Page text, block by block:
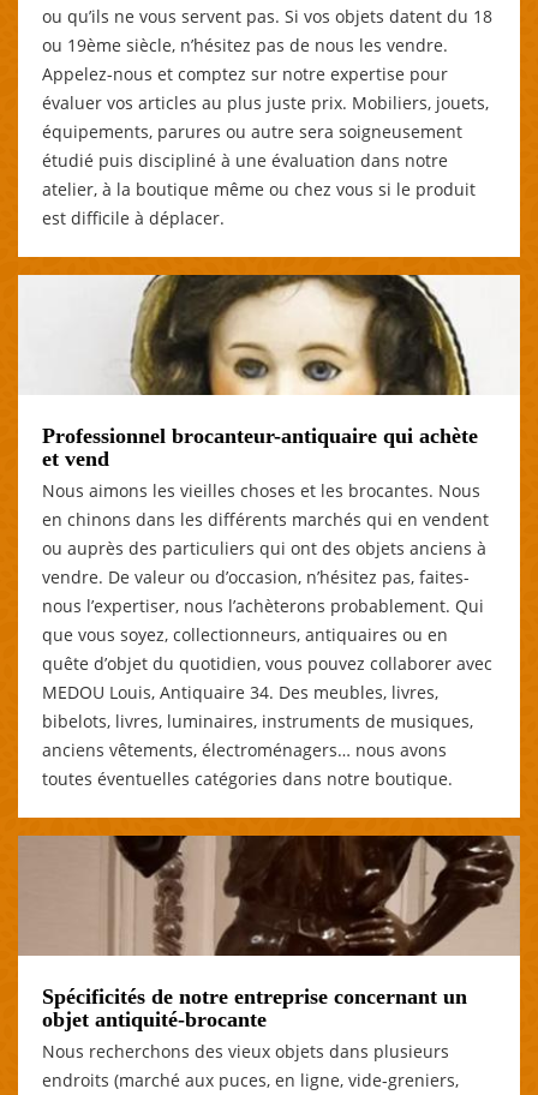
ou qu’ils ne vous servent pas. Si vos objets datent du 18
ou 19ème siècle, n’hésitez pas de nous les vendre.
Appelez-nous et comptez sur notre expertise pour
évaluer vos articles au plus juste prix. Mobiliers, jouets,
équipements, parures ou autre sera soigneusement
étudié puis discipliné à une évaluation dans notre
atelier, à la boutique même ou chez vous si le produit
est difficile à déplacer.
Professionnel brocanteur-antiquaire qui achète
et vend
Nous aimons les vieilles choses et les brocantes. Nous
en chinons dans les différents marchés qui en vendent
ou auprès des particuliers qui ont des objets anciens à
vendre. De valeur ou d’occasion, n’hésitez pas, faites-
nous l’expertiser, nous l’achèterons probablement. Qui
que vous soyez, collectionneurs, antiquaires ou en
quête d’objet du quotidien, vous pouvez collaborer avec
MEDOU Louis, Antiquaire 34. Des meubles, livres,
bibelots, livres, luminaires, instruments de musiques,
anciens vêtements, électroménagers… nous avons
toutes éventuelles catégories dans notre boutique.
Spécificités de notre entreprise concernant un
objet antiquité-brocante
Nous recherchons des vieux objets dans plusieurs
endroits (marché aux puces, en ligne, vide-greniers,